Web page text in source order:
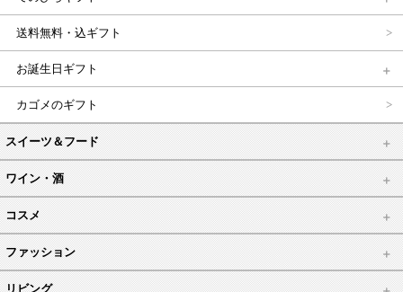
送料無料・込ギフト
お誕生日ギフト
カゴメのギフト
スイーツ＆フード
ワイン・酒
コスメ
ファッション
リビング